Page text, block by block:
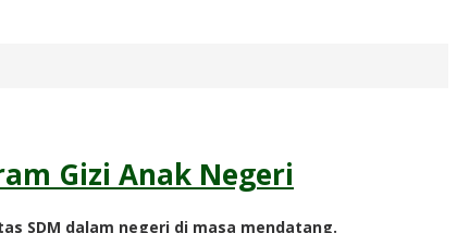
Gizi Anak Negeri
SDM dalam negeri di masa mendatang.